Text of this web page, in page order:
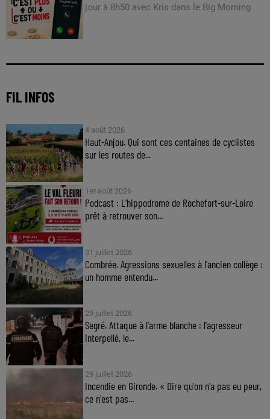
jour à 8h50 avec Kris dans le Big Morning
FIL INFOS
4 août 2026
Haut-Anjou. Qui sont ces centaines de cyclistes
sur les routes de...
1er août 2026
Podcast : L’hippodrome de Rochefort-sur-Loire
prêt à retrouver son...
31 juillet 2026
Combrée. Agressions sexuelles à l'ancien collège :
un homme entendu...
29 juillet 2026
Segré. Attaque à l'arme blanche : l'agresseur
interpellé, le...
29 juillet 2026
Incendie en Gironde. « Dire qu'on n'a pas eu peur,
ce n'est pas...